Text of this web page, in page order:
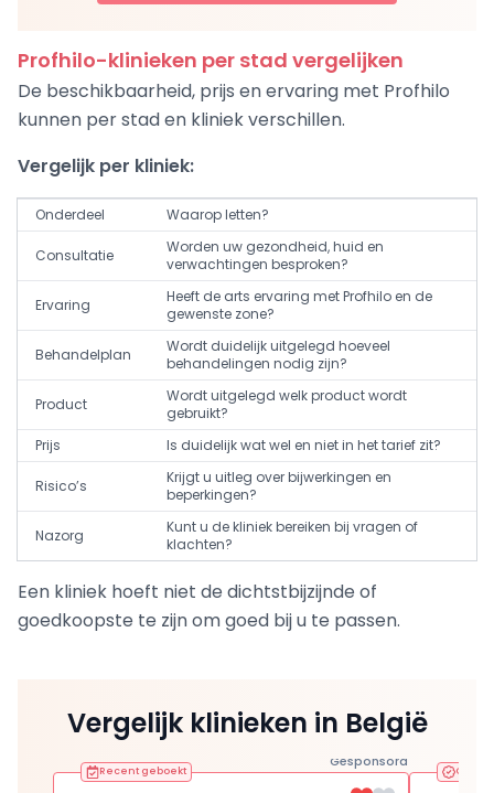
Profhilo-klinieken per stad vergelijken
De beschikbaarheid, prijs en ervaring met Profhilo
kunnen per stad en kliniek verschillen.
Vergelijk per kliniek:
Onderdeel Waarop letten?
Consultatie
Worden uw gezondheid, huid en
verwachtingen besproken?
Ervaring
Heeft de arts ervaring met Profhilo en de
gewenste zone?
Behandelplan
Wordt duidelijk uitgelegd hoeveel
behandelingen nodig zijn?
Product
Wordt uitgelegd welk product wordt
gebruikt?
Prijs
Is duidelijk wat wel en niet in het tarief zit?
Risico’s
Krijgt u uitleg over bijwerkingen en
beperkingen?
Nazorg
Kunt u de kliniek bereiken bij vragen of
klachten?
Een kliniek hoeft niet de dichtstbijzijnde of
goedkoopste te zijn om goed bij u te passen.
Vergelijk klinieken in België
Gesponsord
Recent geboekt